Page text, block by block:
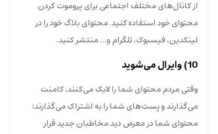
از کانال‌های مختلف اجتماعی برای پروموت کردن
محتوای خود استفاده کنید. محتوای بلاگ خود را در
لینکدین، فیسبوک، تلگرام و… منتشر کنید.
10) وایرال می‌شوید
وقتی مردم محتوای شما را لایک می‌کنند، کامنت
می‌گذارند و پست‌های شما را به اشتراک می‌گذارند؛
محتوای شما در معرض دید مخاطبان جدید قرار